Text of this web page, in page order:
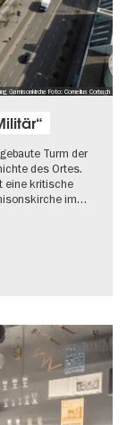
Garnisonkirche Foto: Cornelius Corbach
Turm der
des Ortes.
eine kritische
im…